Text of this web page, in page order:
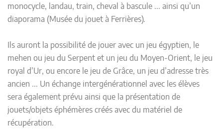
monocycle, landau, train, cheval à bascule ... ainsi qu’un
diaporama (Musée du jouet à Ferrières).
Ils auront la possibilité de jouer avec un jeu égyptien, le
mehen ou jeu du Serpent et un jeu du Moyen-Orient, le jeu
royal d’Ur, ou encore le jeu de Grâce, un jeu d’adresse très
ancien ... Un échange intergénérationnel avec les élèves
sera également prévu ainsi que la présentation de
jouets/objets éphémères créés avec du matériel de
récupération.